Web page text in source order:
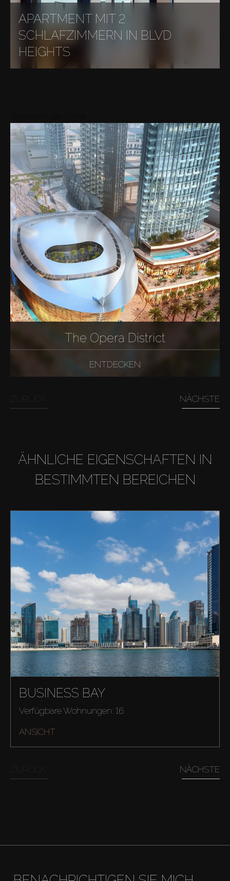
APARTMENT MIT 2
SCHLAFZIMMERN IN BLVD
HEIGHTS
The Opera District
ENTDECKEN
NÄCHSTE
ÄHNLICHE EIGENSCHAFTEN IN
BESTIMMTEN BEREICHEN
BUSINESS BAY
Verfügbare Wohnungen: 16
ANSICHT
NÄCHSTE